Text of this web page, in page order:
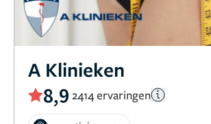
A Klinieken
8,9 2414 ervaringen